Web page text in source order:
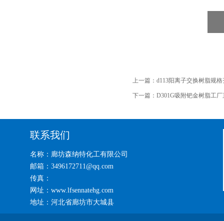
上一篇： d113阳离子交换树脂规格
下一篇： D301G吸附钯金树脂工
联系我们
名称：廊坊森纳特化工有限公司
邮箱：3496172711@qq.com
传真：
网址：www.lfsennatehg.com
地址：河北省廊坊市大城县